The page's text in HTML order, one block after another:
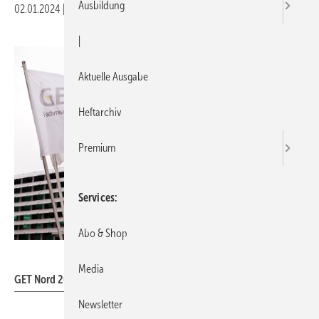
02.01.2024 Druckvorschau
GET Nord 2022, Eingang Ost der Hamburger Messe.
Ausbildung
Aktuelle Ausgabe
Heftarchiv
Premium
Services
Abo & Shop
Media
Newsletter